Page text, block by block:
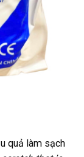
quả làm sạch